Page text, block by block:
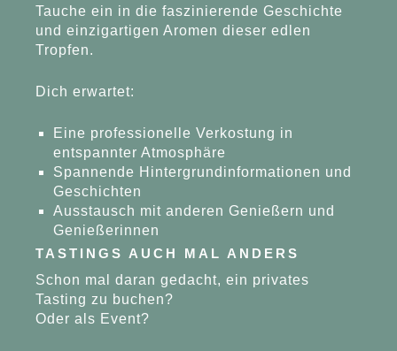
Tauche ein in die faszinierende Geschichte
und einzigartigen Aromen dieser edlen
Tropfen.
Dich erwartet:
Eine professionelle Verkostung in
entspannter Atmosphäre
Spannende Hintergrundinformationen und
Geschichten
Ausstausch mit anderen Genießern und
Genießerinnen
TASTINGS AUCH MAL ANDERS
Schon mal daran gedacht, ein privates
Tasting zu buchen?
Oder als Event?